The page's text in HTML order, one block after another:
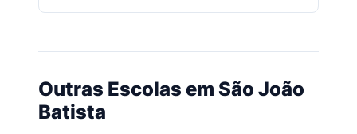
Outras Escolas em São João
Batista